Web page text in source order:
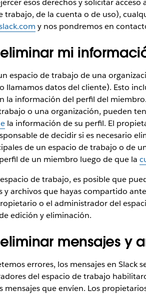
trabajo, de la cuenta o de uso),
y nos pondremos en
mi
espacio de trabajo de una
llamamos datos del cliente). Esto
la información del perfil del
o una organización, pueden
la información de su perfil. El
de decidir si es necesario
de un espacio de trabajo o de
de un miembro luego de que la
de trabajo, es posible que
archivos que hayas compartido
o el administrador del
edición y eliminación.
mensajes y
errores, los mensajes en Slack
del espacio de trabajo
mensajes que envíen. Los